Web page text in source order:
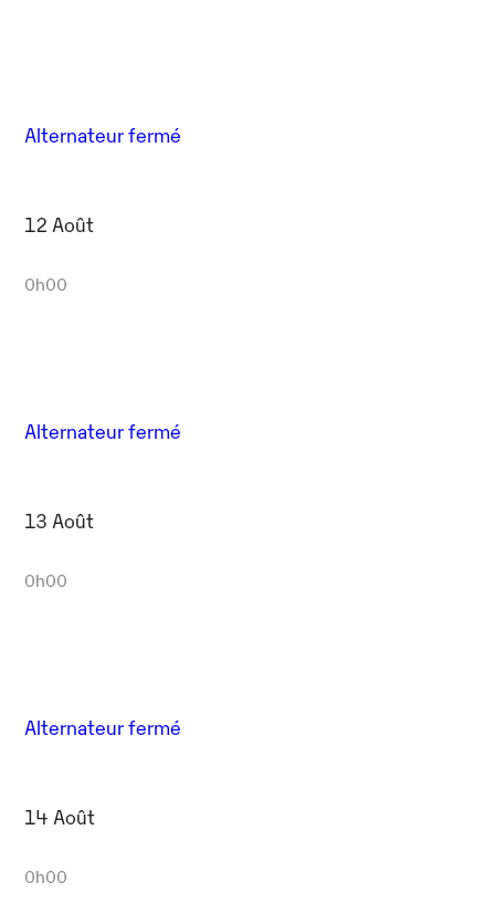
Alternateur fermé
12 Août
0h00
Alternateur fermé
13 Août
0h00
Alternateur fermé
14 Août
0h00